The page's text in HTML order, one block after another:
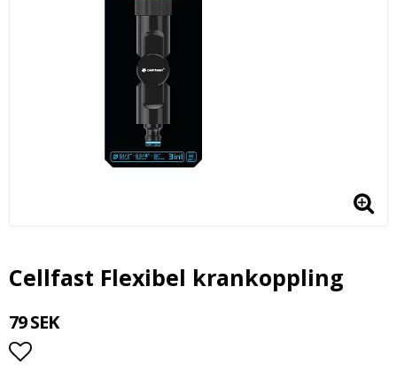
Cellfast Flexibel krankoppling
79 SEK